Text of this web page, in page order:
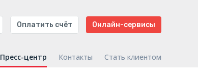
Оплатить счёт Онлайн-сервисы
Пресс-центр Контакты Стать клиентом